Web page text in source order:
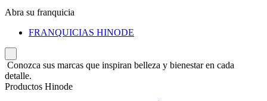
Abra su franquicia
FRANQUICIAS HINODE
Conozca sus marcas que inspiran belleza y bienestar en cada
detalle.
Productos Hinode